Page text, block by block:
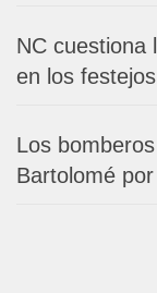
NC cuestiona
en los
Los
Bartolomé